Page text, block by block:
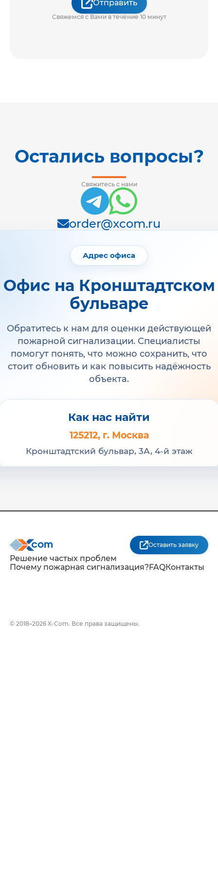
Отправить
Свяжемся с Вами в течение 10 минут
Остались вопросы?
Свяжитесь с нами
order@xcom.ru
Адрес офиса
Офис на Кронштадтском
бульваре
Обратитесь к нам для оценки действующей
пожарной сигнализации. Специалисты
помогут понять, что можно сохранить, что
стоит обновить и как повысить надёжность
объекта.
Как нас найти
125212, г. Москва
Кронштадтский бульвар, 3А, 4-й этаж
Оставить заявку
Решение частых проблем
Почему пожарная сигнализация?FAQКонтакты
© 2018–2026 X-Com. Все права защищены.